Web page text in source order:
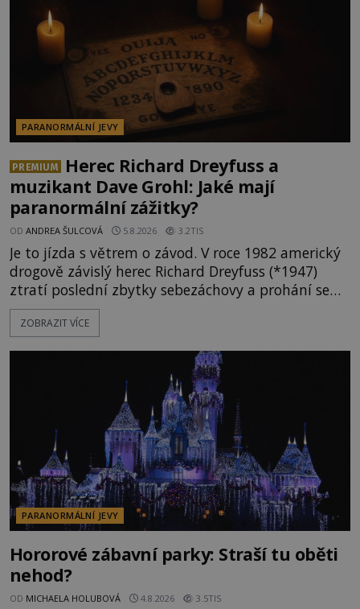
PARANORMÁLNÍ JEVY
PREMIUM
Herec Richard Dreyfuss a
muzikant Dave Grohl: Jaké mají
paranormální zážitky?
OD ANDREA ŠULCOVÁ 5.8.2026 3.2TIS
Je to jízda s větrem o závod. V roce 1982 americký
drogově závislý herec Richard Dreyfuss (*1947)
ztratí poslední zbytky sebezáchovy a prohání se
po silnicích ve svém mercedesu jako utržený ze
řetězu. Vše vyvrcholí katastrofou, když to Dreyfuss
následně nalezne schovaný kokain. Tímto
momentem se slavnému
ZOBRAZIT VÍCE
PARANORMÁLNÍ JEVY
Hororové zábavní parky: Straší tu oběti
nehod?
OD MICHAELA HOLUBOVÁ 4.8.2026 3.5TIS